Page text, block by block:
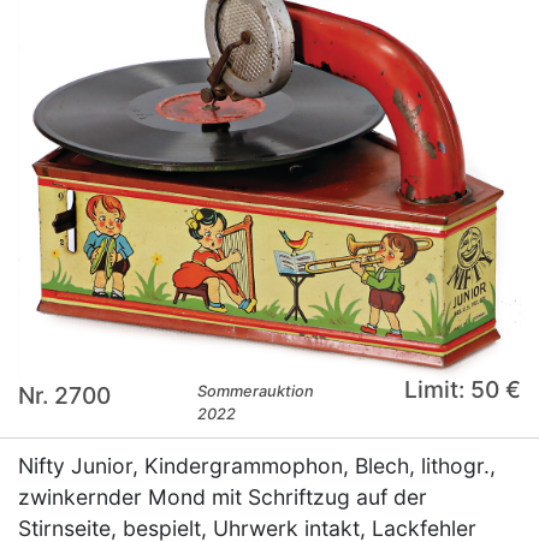
Nr. 2700
Sommerauktion
2022
Limit: 50 €
Nifty Junior, Kindergrammophon, Blech, lithogr.,
zwinkernder Mond mit Schriftzug auf der
Stirnseite, bespielt, Uhrwerk intakt, Lackfehler